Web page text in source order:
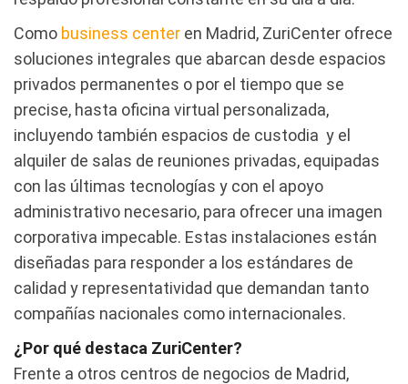
Como business center en Madrid, ZuriCenter ofrece
soluciones integrales que abarcan desde espacios
privados permanentes o por el tiempo que se
precise, hasta oficina virtual personalizada,
incluyendo también espacios de custodia y el
alquiler de salas de reuniones privadas, equipadas
con las últimas tecnologías y con el apoyo
administrativo necesario, para ofrecer una imagen
corporativa impecable. Estas instalaciones están
diseñadas para responder a los estándares de
calidad y representatividad que demandan tanto
compañías nacionales como internacionales.
¿Por qué destaca ZuriCenter?
Frente a otros centros de negocios de Madrid,